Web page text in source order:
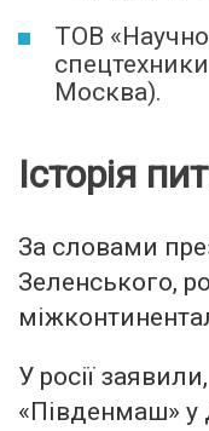
ТОВ
Москва).
Історія
За словами
Зеленського,
У росії
«Південмаш» у